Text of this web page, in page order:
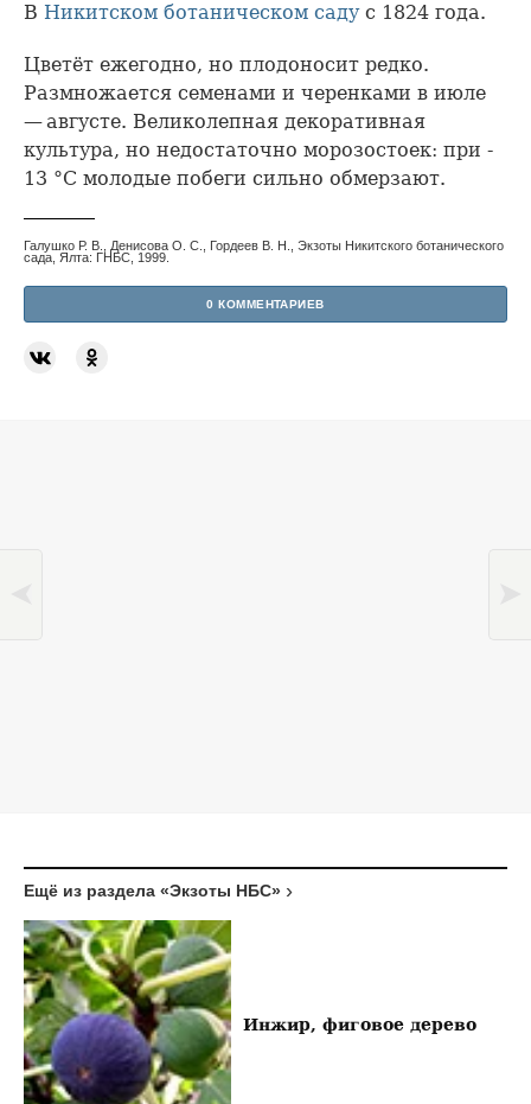
В Никитском ботаническом садус 1824 года.
Цветёт ежегодно, но плодоносит редко.
Размножается семенами и черенками в июле
— августе. Великолепная декоративная
культура, но недостаточно морозостоек: при -
13 °С молодые побеги сильно обмерзают.
Галушко Р. В., Денисова О. С., Гордеев В. Н., Экзоты Никитского ботанического
сада, Ялта: ГНБС, 1999.
0 КОММЕНТАРИЕВ
Ещё из раздела «Экзоты НБС»
Инжир, фиговое дерево